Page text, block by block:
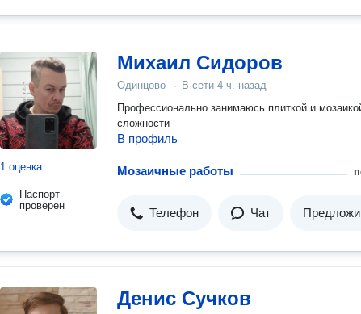
1 оценка
Паспорт
проверен
Михаил Сидоров
Одинцово · В сети 4 ч. назад
Профессионально занимаюсь плиткой и
сложности
В профиль
Мозаичные работы
Телефон Чат
Денис Сучков